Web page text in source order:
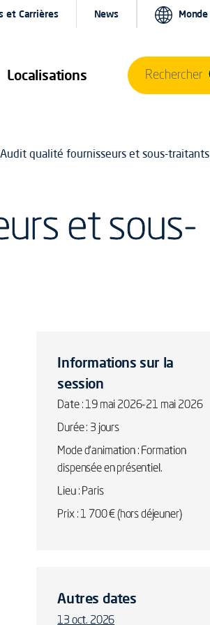
Localisations
et Carrières News Monde
Rechercher
qualité fournisseurs et sous-traitants
et sous-
Informations sur la
session
Date : 19 mai 2026-21 mai 2026
Durée : 3 jours
Mode d'animation : Formation
dispensée en présentiel.
Lieu : Paris
Prix : 1 700 € (hors déjeuner)
Autres dates
13 oct. 2026